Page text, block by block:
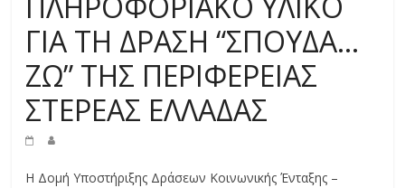
ΓΙΑ ΤΗ ΔΡΑΣΗ “ΣΠΟΥΔΑ…
ΖΩ” ΤΗΣ ΠΕΡΙΦΕΡΕΙΑΣ
ΣΤΕΡΕΑΣ ΕΛΛΑΔΑΣ
Η Δομή Υποστήριξης Δράσεων Κοινωνικής Ένταξης –